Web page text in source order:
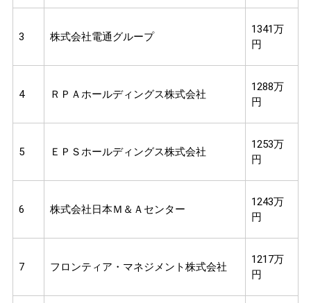
3 株式会社電通グループ
1341万
円
4 ＲＰＡホールディングス株式会社
1288万
円
5 ＥＰＳホールディングス株式会社
1253万
円
6 株式会社日本Ｍ＆Ａセンター
1243万
円
7 フロンティア・マネジメント株式会社
1217万
円